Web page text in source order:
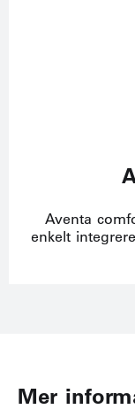
Aventa
enkelt
Mer